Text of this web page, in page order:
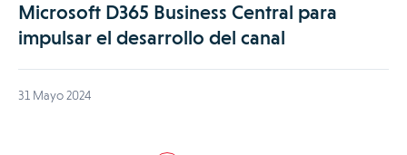
Microsoft D365 Business Central para
impulsar el desarrollo del canal
31 Mayo 2024